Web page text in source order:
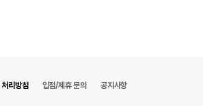
리방침 입점/제휴 문의 공지사항